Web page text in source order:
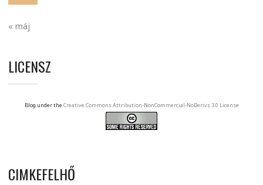
« máj
LICENSZ
Blog under the Creative Commons Attribution-NonCommercial-NoDerivs 3.0 License
CIMKEFELHŐ